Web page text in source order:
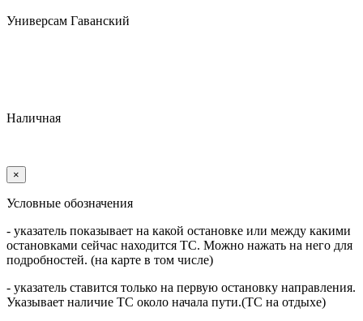
Универсам Гаванский
Наличная
×
Условные обозначения
- указатель показывает на какой остановке или между какими
остановками сейчас находится ТС. Можно нажать на него для
подробностей. (на карте в том числе)
- указатель ставится только на первую остановку направления.
Указывает наличие ТС около начала пути.(ТС на отдыхе)